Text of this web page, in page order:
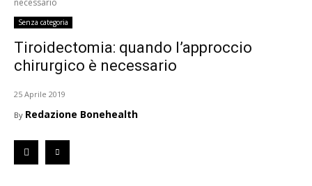
necessario
Senza categoria
Tiroidectomia: quando l’approccio
chirurgico è necessario
25 Aprile 2019
By Redazione Bonehealth